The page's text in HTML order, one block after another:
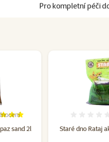
Pro kompletní péči
sand 2l
100%, počet hodnocení: 2
Staré dno Rataj